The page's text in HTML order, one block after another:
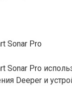
Sonar Pro
Sonar Pro
Deeper и